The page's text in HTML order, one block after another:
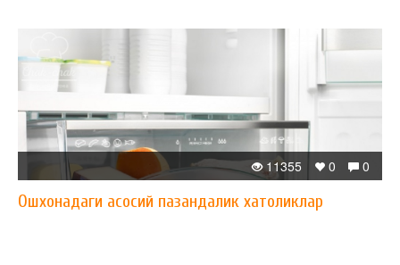
0
0
11355
Ошхонадаги асосий пазандалик хатоликлар